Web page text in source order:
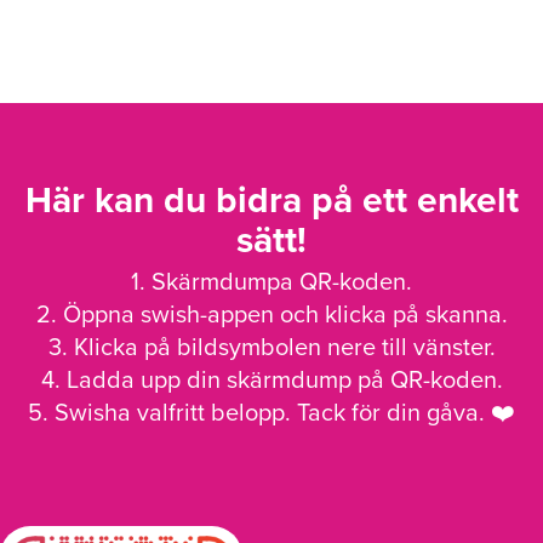
Här kan du bidra på ett enkelt
sätt!
1. Skärmdumpa QR-koden.
2. Öppna swish-appen och klicka på skanna.
3. Klicka på bildsymbolen nere till vänster.
4. Ladda upp din skärmdump på QR-koden.
5. Swisha valfritt belopp. Tack för din gåva. ❤️